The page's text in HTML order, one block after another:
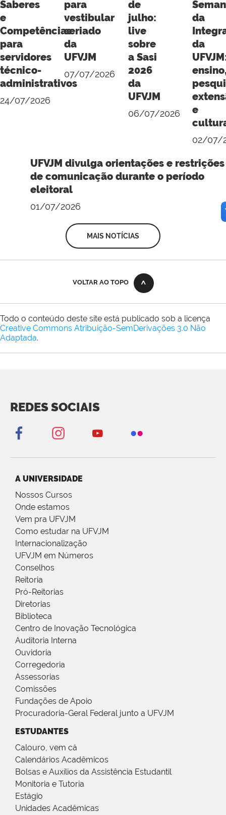
Saberes
e
Competências
para
servidores
técnico-
administrativos
24/07/2026
para
vestibular
seriado
da
UFVJM
07/07/2026
de
julho:
live
sobre
a Sasi
2026
da
UFVJM
06/07/2026
da
da
e
02/07/
UFVJM divulga orientações e restrições
de comunicação durante o período
eleitoral
01/07/2026
MAIS NOTÍCIAS
VOLTAR AO TOPO
Todo o conteúdo deste site está publicado sob a licença
Creative Commons Atribuição-SemDerivações 3.0 Não
Adaptada.
REDES SOCIAIS
A UNIVERSIDADE
Nossos Cursos
Onde estamos
Vem pra UFVJM
Como estudar na UFVJM
Internacionalização
UFVJM em Números
Conselhos
Reitoria
Pró-Reitorias
Diretorias
Biblioteca
Centro de Inovação Tecnológica
Auditoria Interna
Ouvidoria
Corregedoria
Assessorias
Comissões
Fundações de Apoio
Procuradoria-Geral Federal junto a UFVJM
ESTUDANTES
Calouro, vem cá
Calendários Acadêmicos
Bolsas e Auxílios da Assistência Estudantil
Monitoria e Tutoria
Estágio
Unidades Acadêmicas